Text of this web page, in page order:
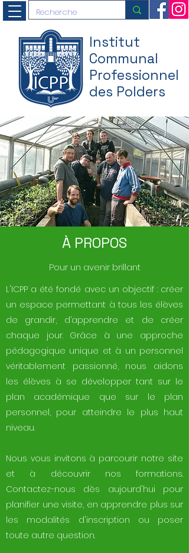
Institut
Communal
Professionnel
des Polders
À PROPOS
Pour un avenir brillant
L'ICPP a été fondé avec un objectif : créer
un espace permettant à tous les élèves
de grandir, d’apprendre et de créer
chaque jour. Grâce à une approche
pédagogique unique et à un personnel
véritablement passionné, nous aidons
les élèves à se développer tant sur le
plan académique que sur le plan
personnel, pour atteindre le plus haut
niveau.
Nous vous invitons à parcourir notre site
et à découvrir nos formations.
Contactez-nous dès aujourd'hui pour
planifier une visite, en apprendre plus sur
les modalités d'inscription ou poser
toute autre question.